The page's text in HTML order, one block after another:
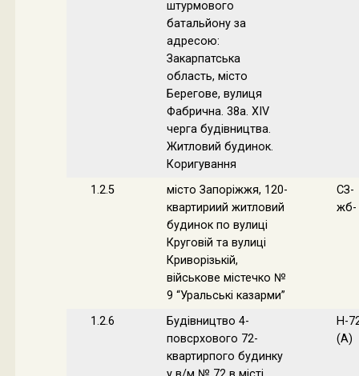
штурмового
батальйону за
адресою:
Закарпатська
область, місто
Берегове, вулиця
Фабрична. 38а. XIV
черга будівництва.
Житловий будинок.
Коригування
1.2.5
місто Запоріжжя, 120-
квартириий житловий
будинок по вулиці
Круговій та вулиці
Криворізькій,
військове містечко №
9 “Уральські казарми”
СЗ-
жб-
1.2.6
Будівництво 4-
повсрхового 72-
квартирпого будинку
Н-
(А)